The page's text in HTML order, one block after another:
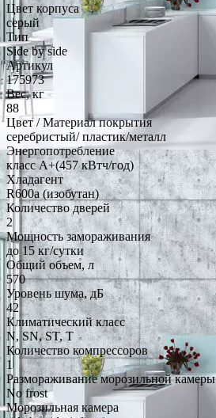
Цвет корпуса
серый
Тип
Side by side
Артикул
175973
Вес, кг
88
Цвет / Материал покрытия
серебристый/ пластик/металл
Энергопотребление
класс A+(457 кВтч/год)
Хладагент
R600a (изобутан)
Количество дверей
2
Мощность замораживания
до 15 кг/cутки
Общий объем, л
570
Уровень шума, дБ
42
Климатический класс
N, SN, ST, T
Количество компрессоров
1
Размораживание морозильной камеры
No frost
Морозильная камера